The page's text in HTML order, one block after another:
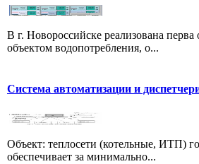
В г. Новороссийске реализована
объектом водопотребления, о...
Система автоматизации и
Объект: теплосети (котельные, ИТП)
обеспечивает за минимально...